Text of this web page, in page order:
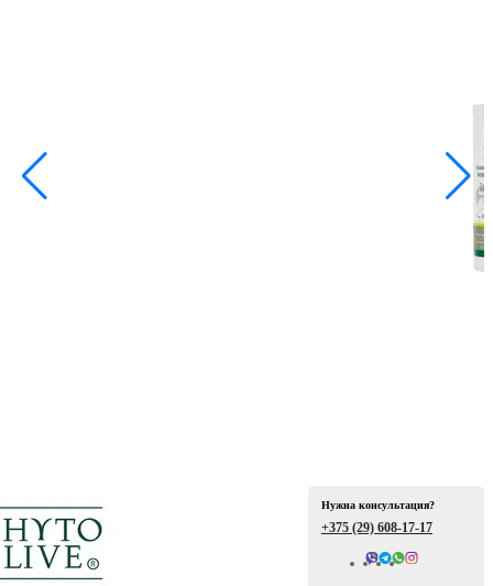
Всего отзывов: 0
Нужна консультация?
+375 (29) 608-17-17